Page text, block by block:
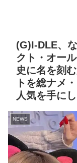
(G)I-DLE、
クト・オー
史に名を刻
トを総ナメ
人気を手に
NEWS